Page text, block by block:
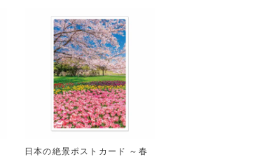
日本の絶景ポストカード ～春